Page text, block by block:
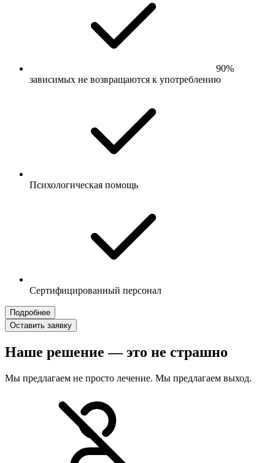
90%
зависимых не возвращаются к употреблению
Психологическая помощь
Сертифицированный персонал
Подробнее
Оставить заявку
Наше решение — это не страшно
Мы предлагаем не просто лечение. Мы предлагаем выход.